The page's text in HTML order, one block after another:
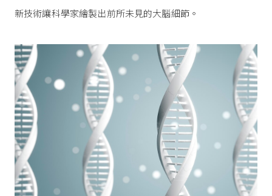
新技術讓科學家繪製出前所未見的大腦細節。